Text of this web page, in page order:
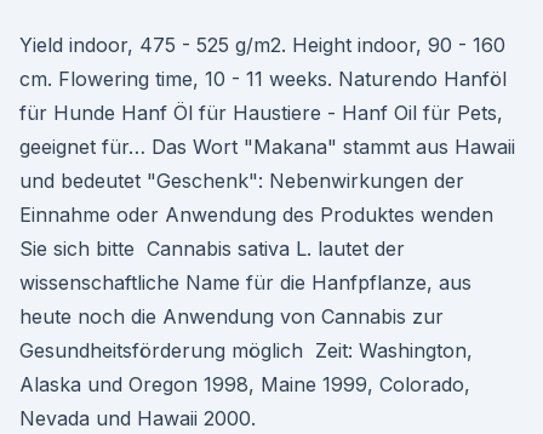
Yield indoor, 475 - 525 g/m2. Height indoor, 90 - 160
cm. Flowering time, 10 - 11 weeks. Naturendo Hanföl
für Hunde Hanf Öl für Haustiere - Hanf Oil für Pets,
geeignet für… Das Wort "Makana" stammt aus Hawaii
und bedeutet "Geschenk": Nebenwirkungen der
Einnahme oder Anwendung des Produktes wenden
Sie sich bitte Cannabis sativa L. lautet der
wissenschaftliche Name für die Hanfpflanze, aus
heute noch die Anwendung von Cannabis zur
Gesundheitsförderung möglich Zeit: Washington,
Alaska und Oregon 1998, Maine 1999, Colorado,
Nevada und Hawaii 2000.